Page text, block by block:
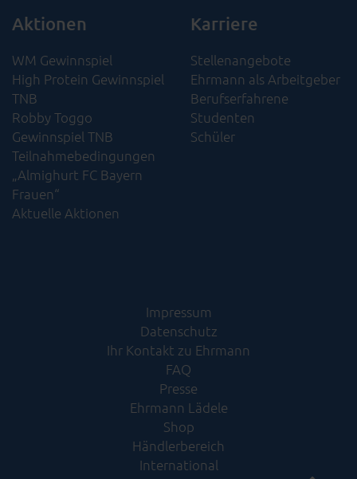
Aktionen
WM Gewinnspiel
High Protein Gewinnspiel
TNB
Robby Toggo
Gewinnspiel TNB
Teilnahmebedingungen
„Almighurt FC Bayern
Frauen“
Aktuelle Aktionen
Karriere
Stellenangebote
Ehrmann als Arbeitgeber
Berufserfahrene
Studenten
Schüler
Impressum
Datenschutz
Ihr Kontakt zu Ehrmann
FAQ
Presse
Ehrmann Lädele
Shop
Händlerbereich
International